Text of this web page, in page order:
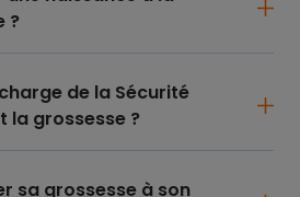
?
de la Sécurité
la grossesse ?
sa grossesse à son